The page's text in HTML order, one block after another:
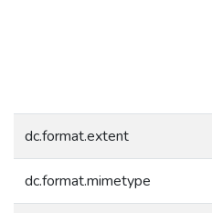
dc.format.extent
dc.format.mimetype